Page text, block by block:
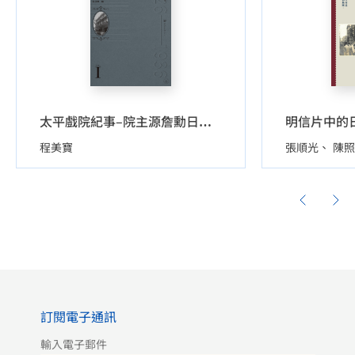
太平戲院紀事–院主源詹勳日記選輯（1926-1949）（全兩卷）
程美寶
明信片中的
張順光 陳
訂閱電子通訊